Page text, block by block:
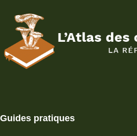
Guides pratiques